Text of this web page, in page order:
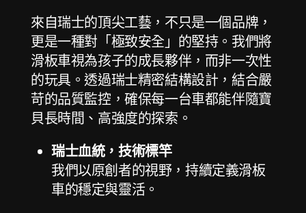
來自瑞士的頂尖工藝，不只是一個品牌，
更是一種對「極致安全」的堅持。我們將
滑板車視為孩子的成長夥伴，而非一次性
的玩具。透過瑞士精密結構設計，結合嚴
苛的品質監控，確保每一台車都能伴隨寶
貝長時間、高強度的探索。
瑞士血統，技術標竿
我們以原創者的視野，持續定義滑板
車的穩定與靈活。